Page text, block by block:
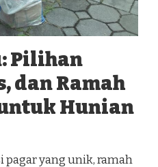
Pilihan
dan Ramah
Hunian
pagar yang unik, ramah